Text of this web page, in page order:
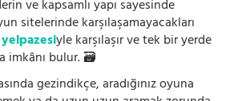
ve kapsamlı yapı sayesinde
sitelerinde karşılaşamayacakları
yle karşılaşır ve tek bir yerde
imkânı bulur. 🗃️
gezindikçe, aradığınız oyuna